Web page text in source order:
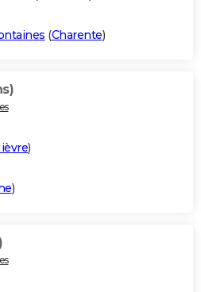
(Charente)
)
)